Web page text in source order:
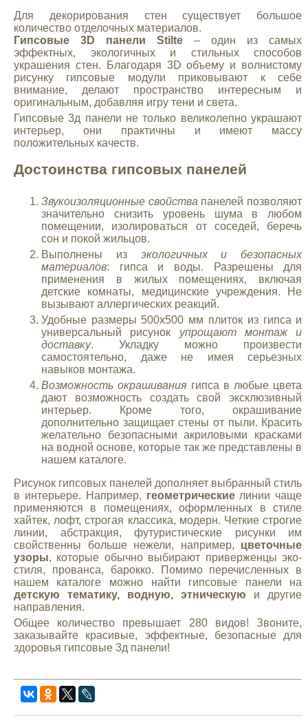
Для декорирования стен существует большое
количество отделочных материалов.
Гипсовые 3D панели Stilte – один из самых
эффектных, экологичных и стильных способов
украшения стен. Благодаря 3D объему и волнистому
рисунку гипсовые модули приковывают к себе
внимание, делают пространство интересным и
оригинальным, добавляя игру тени и света.
Гипсовые 3д панели не только великолепно украшают
интерьер, они практичны и имеют массу
положительных качеств.
Достоинства гипсовых панелей
Звукоизоляционные свойства панелей позволяют
значительно снизить уровень шума в любом
помещении, изолироваться от соседей, беречь
сон и покой жильцов.
Выполнены из экологичных и безопасных
материалов: гипса и воды. Разрешены для
применения в жилых помещениях, включая
детские комнаты, медицинские учреждения. Не
вызывают аллергических реакций.
Удобные размеры 500х500 мм плиток из гипса и
универсальный рисунок упрощают монтаж и
доставку. Укладку можно произвести
самостоятельно, даже не имея серьезных
навыков монтажа.
Возможность окрашивания гипса в любые цвета
дают возможность создать свой эксклюзивный
интерьер. Кроме того, окрашивание
дополнительно защищает стены от пыли. Красить
желательно безопасными акриловыми красками
на водной основе, которые так же представлены в
нашем каталоге.
Рисунок гипсовых панелей дополняет выбранный стиль
в интерьере. Например, геометрическиелинии чаще
применяются в помещениях, оформленных в стиле
хайтек, лофт, строгая классика, модерн. Четкие строгие
линии, абстракция, футуристические рисунки им
свойственны больше нежели, например, цветочные
узоры, которые обычно выбирают приверженцы эко-
стиля, прованса, барокко. Помимо перечисленных в
нашем каталоге можно найти гипсовые панели на
детскую тематику, водную, этническую и другие
направления.
Общее количество превышает 280 видов! Звоните,
заказывайте красивые, эффектные, безопасные для
здоровья гипсовые 3д панели!
Renault
Suzuki
Toyota
Volkswagen
Дополнительные товары